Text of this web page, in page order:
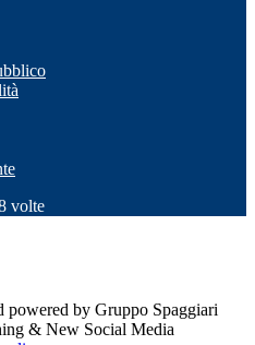
volte
powered by Gruppo Spaggiari
& New Social Media